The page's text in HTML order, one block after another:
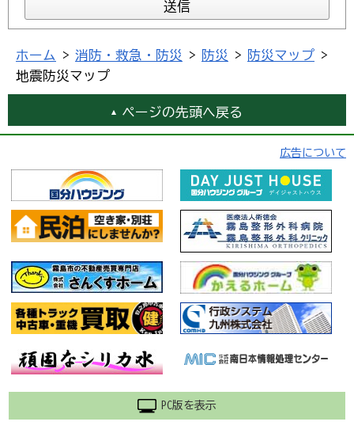
ホーム > 消防・救急・防災 > 防災 > 防災マップ >
地震防災マップ
ページの先頭へ戻る
広告について
PC版を表示